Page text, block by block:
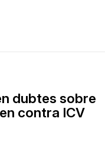
dubtes sobre
contra ICV